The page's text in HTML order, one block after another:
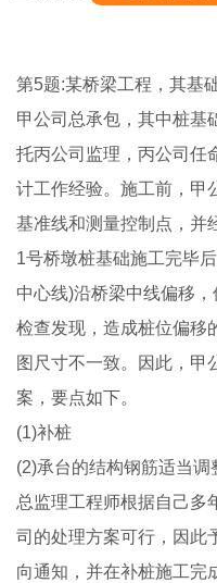
第5题:某桥梁工程，其基
甲公司总承包，其中桩基
托丙公司监理，丙公司任
计工作经验。施工前，甲
基准线和测量控制点，并
1号桥墩桩基础施工完毕
中心线)沿桥梁中线偏移
检查发现，造成桩位偏移
图尺寸不一致。因此，甲
案，要点如下。
(1)补桩
(2)承台的结构钢筋适当调
总监理工程师根据自己多
司的处理方案可行，因此
向通知，并在补桩施工完